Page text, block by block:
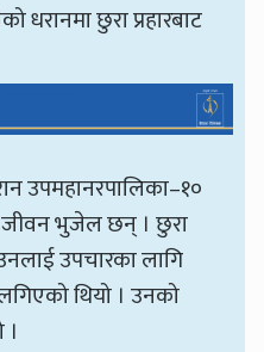
धरानमा छुरा प्रहारबाट
उपमहानरपालिका–१०
जीवन भुजेल छन् । छुरा
उपचारका लागि
थियो । उनको